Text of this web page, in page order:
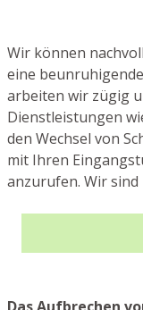
Wir können
eine
arbeiten wir zügig
Dienstleistungen
den Wechsel von
mit Ihren
anzurufen. Wir